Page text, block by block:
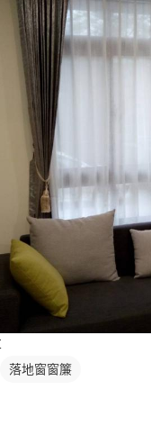
落地窗窗簾